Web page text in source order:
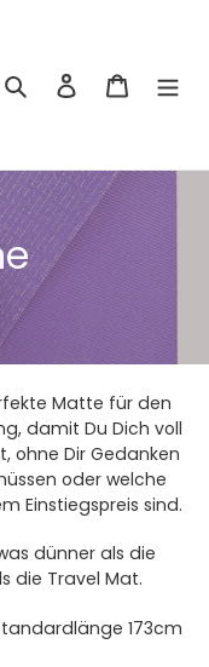
Suchen Einloggen
Matte für den
damit Du Dich voll
ohne Dir Gedanken
oder welche
Einstiegspreis sind.
dünner als die
die Travel Mat.
173cm